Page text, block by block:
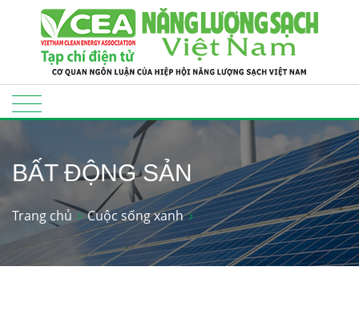
BẤT ĐỘNG SẢN
Trang chủ Cuộc sống xanh